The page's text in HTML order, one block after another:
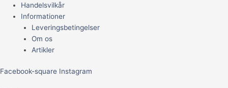
Handelsvilkår
Informationer
Leveringsbetingelser
Om os
Artikler
Facebook-square Instagram